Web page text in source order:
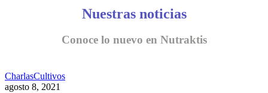
Nuestras noticias
Conoce lo nuevo en Nutraktis
CharlasCultivos
agosto 8, 2021